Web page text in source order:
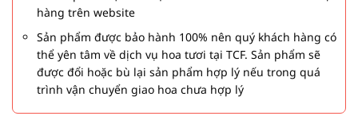
hàng trên website
Sản phẩm được bảo hành 100% nên quý khách hàng có
thể yên tâm về dịch vụ hoa tươi tại TCF. Sản phẩm sẽ
được đổi hoặc bù lại sản phẩm hợp lý nếu trong quá
trình vận chuyển giao hoa chưa hợp lý